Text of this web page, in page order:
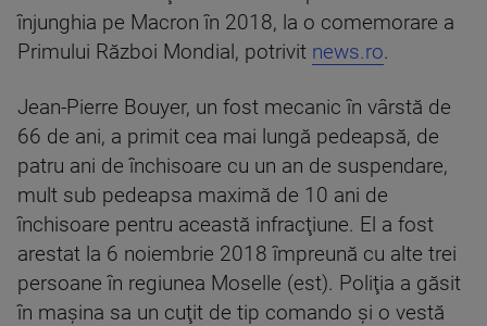
înjunghia pe Macron în 2018, la o comemorare a
Primului Război Mondial, potrivit news.ro.
Jean-Pierre Bouyer, un fost mecanic în vârstă de
66 de ani, a primit cea mai lungă pedeapsă, de
patru ani de închisoare cu un an de suspendare,
mult sub pedeapsa maximă de 10 ani de
închisoare pentru această infracţiune. El a fost
arestat la 6 noiembrie 2018 împreună cu alte trei
persoane în regiunea Moselle (est). Poliţia a găsit
în maşina sa un cuţit de tip comando şi o vestă